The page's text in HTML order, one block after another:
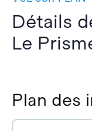
Détails
Le
Plan des